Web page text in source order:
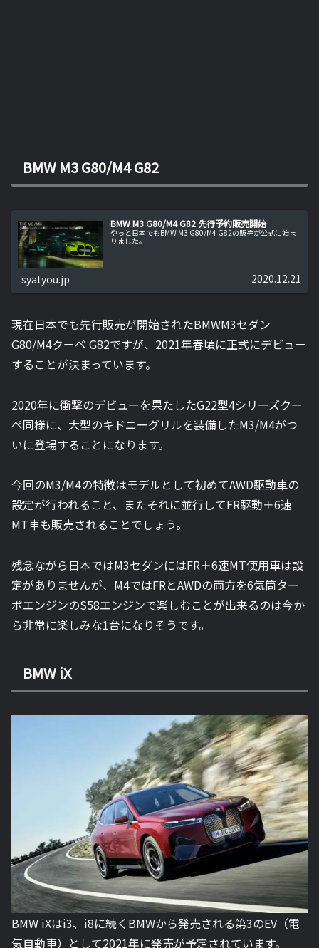
BMW M3 G80/M4 G82
BMW M3 G80/M4 G82 先行予約販売開始
やっと日本でもBMW M3 G80/M4 G82の販売が公式に始ま
りました。
syatyou.jp 2020.12.21
現在日本でも先行販売が開始されたBMWM3セダン
G80/M4クーペ G82ですが、2021年春頃に正式にデビュー
することが決まっています。
2020年に衝撃のデビューを果たしたG22型4シリーズクー
ペ同様に、大型のキドニーグリルを装備したM3/M4がつ
いに登場することになります。
今回のM3/M4の特徴はモデルとして初めてAWD駆動車の
設定が行われること、またそれに並行してFR駆動＋6速
MT車も販売されることでしょう。
残念ながら日本ではM3セダンにはFR＋6速MT使用車は設
定がありませんが、M4ではFRとAWDの両方を6気筒ター
ボエンジンのS58エンジンで楽しむことが出来るのは今か
ら非常に楽しみな1台になりそうです。
BMW iX
BMW iXはi3、i8に続くBMWから発売される第3のEV（電
気自動車）として2021年に発売が予定されています。